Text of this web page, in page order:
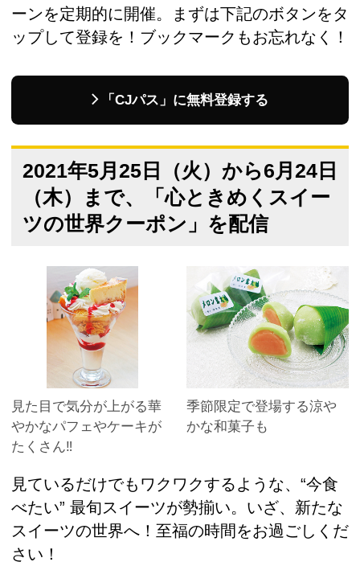
ーンを定期的に開催。まずは下記のボタンをタ
ップして登録を！ブックマークもお忘れなく！
「CJパス」に無料登録する
2021年5月25日（火）から6月24日
（木）まで、「心ときめくスイー
ツの世界クーポン」を配信
見た目で気分が上がる華
やかなパフェやケーキが
たくさん‼
季節限定で登場する涼や
かな和菓子も
見ているだけでもワクワクするような、“今食
べたい” 最旬スイーツが勢揃い。いざ、新たな
スイーツの世界へ！至福の時間をお過ごしくだ
さい！